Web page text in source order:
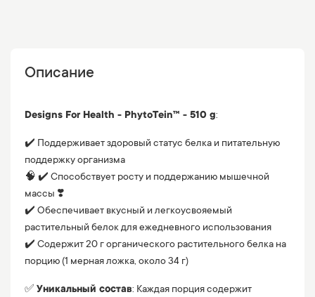
Описание
Designs For Health - PhytoTein™ - 510 g:
✔️ Поддерживает здоровый статус белка и питательную
поддержку организма
🧠 ✔️ Способствует росту и поддержанию мышечной
массы ❣️
✔️ Обеспечивает вкусный и легкоусвояемый
растительный белок для ежедневного использования
✔️ Содержит 20 г органического растительного белка на
порцию (1 мерная ложка, около 34 г)
✅ Уникальный состав: Каждая порция содержит